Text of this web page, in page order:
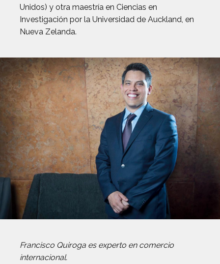
Unidos) y otra maestría en Ciencias en
Investigación por la Universidad de Auckland, en
Nueva Zelanda.
Francisco Quiroga es experto en comercio
internacional.